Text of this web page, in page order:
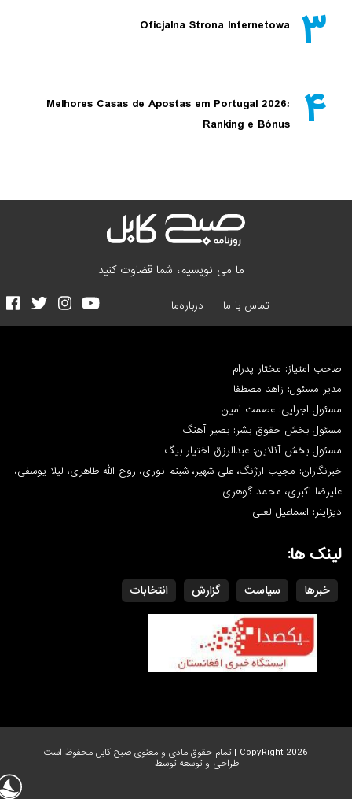
۳ Oficjalna Strona Internetowa
۴
Melhores Casas de Apostas em Portugal 2026:
Ranking e Bónus
ما می نویسیم، شما قضاوت کنید
تماس با ما درباره‌ما
صاحب امتیاز: مختار پدرام
مدیر مسئول: زاهد مصطفا
مسئول اجرایی: عصمت امین
مسئول بخش حقوق بشر: بصیر آهنگ
مسئول بخش آنلاین: عبدالرزق اختیار بیگ
خبرنگاران: مجیب ارژنگ، علی شهیر، شبنم نوری، روح الله طاهری، لیلا یوسفی،
علیرضا اکبری، محمد گوهری
دیزاینر: اسماعیل لعلی
لینک ها:
خبرها سیاست گزارش انتخابات
CopyRight 2026 | تمام حقوق مادی و معنوی صبح کابل محفوظ است
طراحی و توسعه توسط